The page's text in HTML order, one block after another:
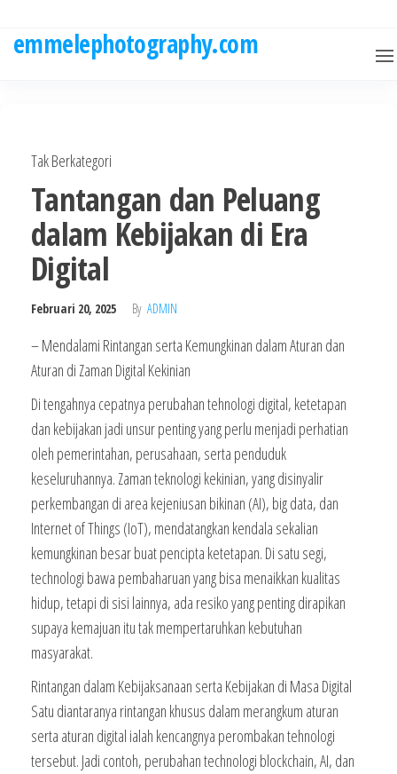
emmelephotography.com
Tak Berkategori
Tantangan dan Peluang
dalam Kebijakan di Era
Digital
Februari 20, 2025 By ADMIN
– Mendalami Rintangan serta Kemungkinan dalam Aturan dan
Aturan di Zaman Digital Kekinian
Di tengahnya cepatnya perubahan tehnologi digital, ketetapan
dan kebijakan jadi unsur penting yang perlu menjadi perhatian
oleh pemerintahan, perusahaan, serta penduduk
keseluruhannya. Zaman teknologi kekinian, yang disinyalir
perkembangan di area kejeniusan bikinan (AI), big data, dan
Internet of Things (IoT), mendatangkan kendala sekalian
kemungkinan besar buat pencipta ketetapan. Di satu segi,
technologi bawa pembaharuan yang bisa menaikkan kualitas
hidup, tetapi di sisi lainnya, ada resiko yang penting dirapikan
supaya kemajuan itu tak mempertaruhkan kebutuhan
masyarakat.
Rintangan dalam Kebijaksanaan serta Kebijakan di Masa Digital
Satu diantaranya rintangan khusus dalam merangkum aturan
serta aturan digital ialah kencangnya perombakan tehnologi
tersebut. Jadi contoh, perubahan technologi blockchain, AI, dan